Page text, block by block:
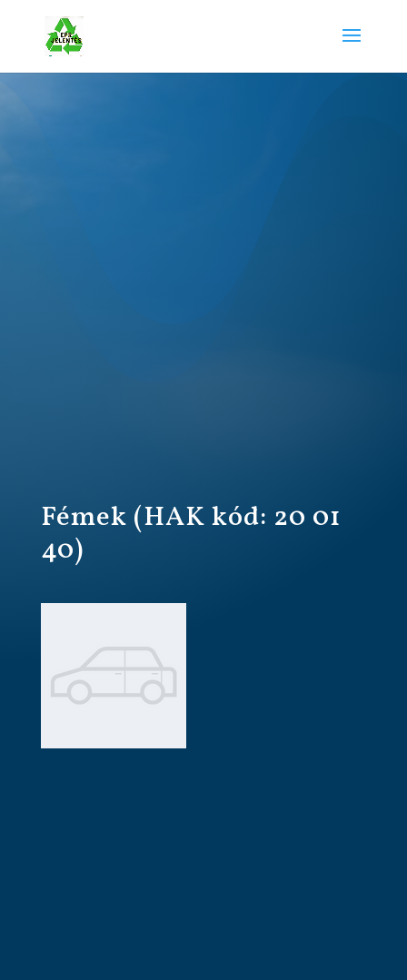
Fémek (HAK kód: 20 01
40)